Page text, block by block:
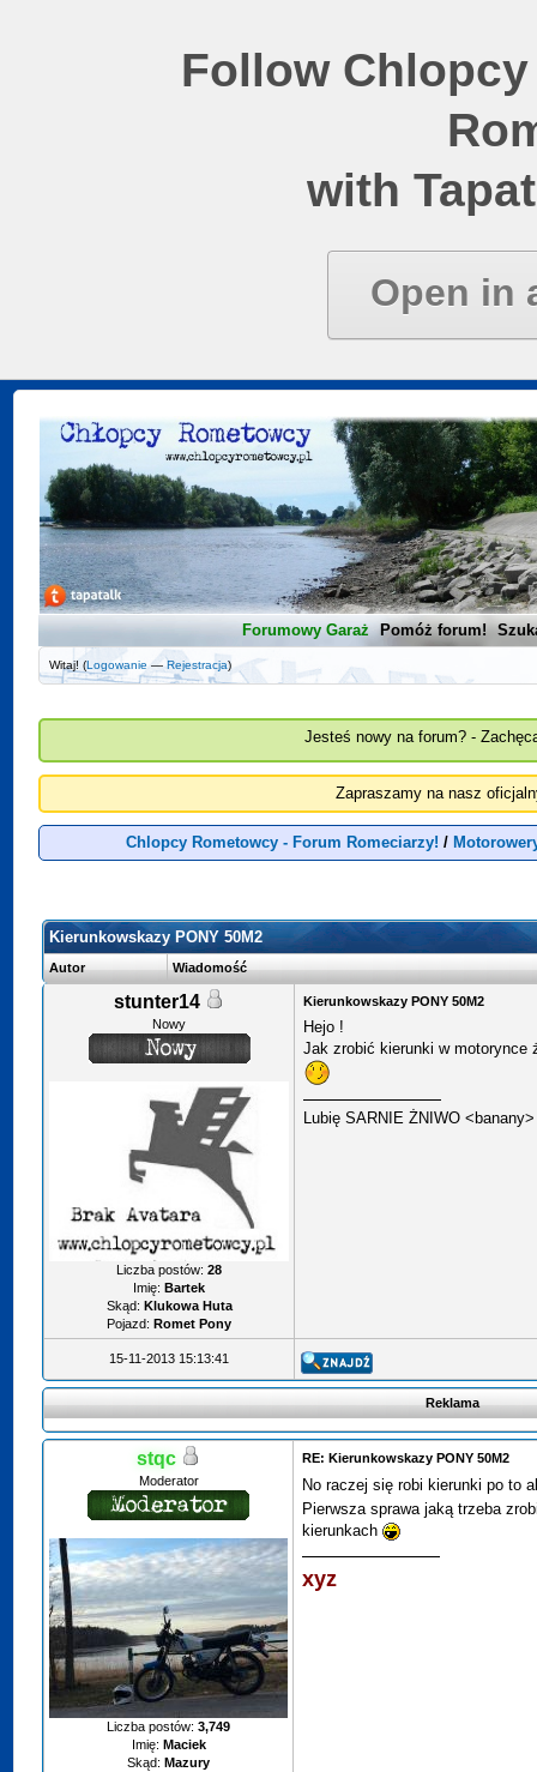
Follow
with
Open in
Forumowy Garaż Pomóż forum!
Witaj! (Logowanie —Rejestracja)
Jesteś nowy na forum? -
Zapraszamy na nasz
Chlopcy Rometowcy - Forum Romeciarzy! /
Kierunkowskazy PONY 50M2
Autor Wiadomość
stunter14
Nowy
Liczba postów:28
Imię: Bartek
Skąd: Klukowa Huta
Pojazd: Romet Pony
Kierunkowskazy PONY 50M2
Hejo !
Jak zrobić kierunki w motorynce
Lubię SARNIE ŻNIWO
15-11-2013 15:13:41
Reklama
stqc
Moderator
Liczba postów:3,749
Imię: Maciek
Skąd: Mazury
RE: Kierunkowskazy PONY 50M2
No raczej się robi kierunki po to
Pierwsza sprawa jaką trzeba
kierunkach
xyz